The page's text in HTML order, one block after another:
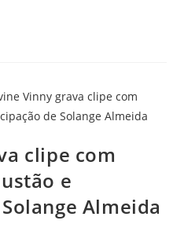
clipe com
e
Almeida